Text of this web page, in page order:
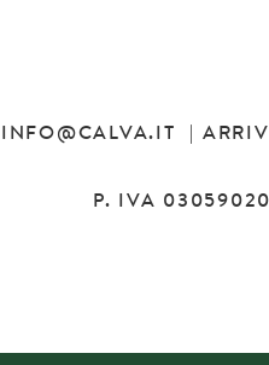
INFO@CALVA.IT |
P. IVA